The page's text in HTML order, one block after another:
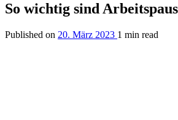
So wichtig sind
Published on 20. März 2023 1 min read